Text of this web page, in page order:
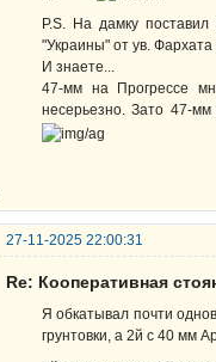
P.S. На дамку
"Украины" от ув. Фархата
И знаете...
47-мм на Прогрессе
несерьезно. Зато 47-
27-11-2025 22:00:31
Re: Кооперативная
Я обкатывал почти
грунтовки, а 2й с 40 мм